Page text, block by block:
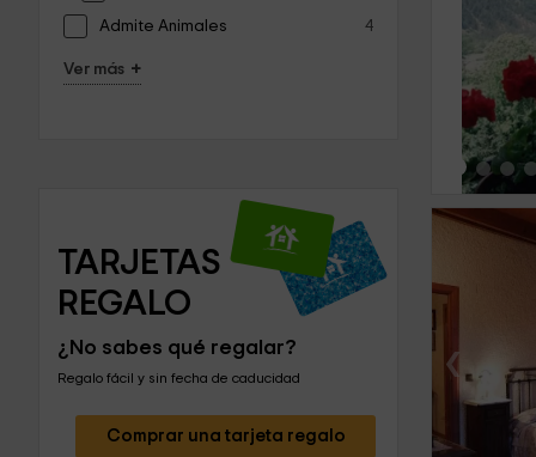
Admite Animales 4
Ver más +
TARJETAS
REGALO
¿No sabes qué regalar?
Regalo fácil y sin fecha de caducidad
Comprar una tarjeta regalo
‹
‹